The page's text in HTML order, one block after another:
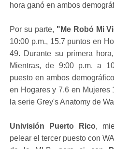
hora ganó en ambos
Por su parte, "Me Robó Mi
10:00 p.m., 15.7 puntos en
49. Durante su primera
Mientras, de 9:00 p.m. a
puesto en ambos
en Hogares y 7.6 en Mujeres
la serie Grey's Anatomy de
Univisión Puerto Rico,
pelear el tercer puesto con